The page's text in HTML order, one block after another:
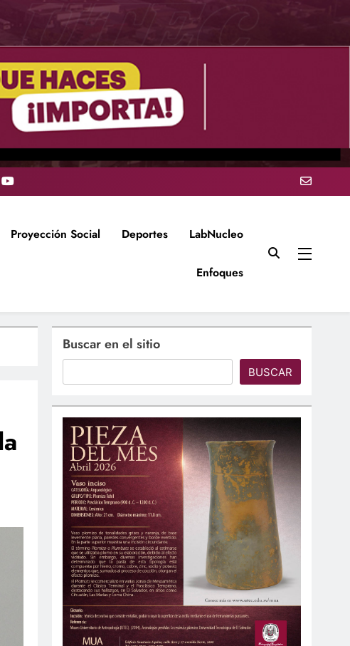
Proyección Social Deportes LabNucleo
Enfoques
Buscar en el sitio
BUSCAR